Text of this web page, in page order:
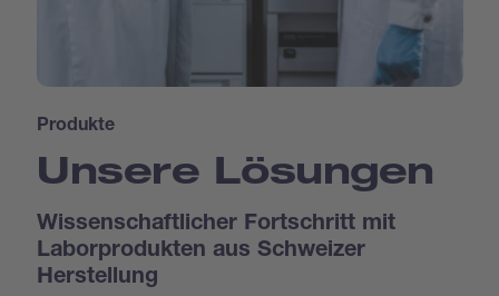
Produkte
Unsere Lösungen
Wissenschaftlicher Fortschritt mit
Laborprodukten aus Schweizer
Herstellung